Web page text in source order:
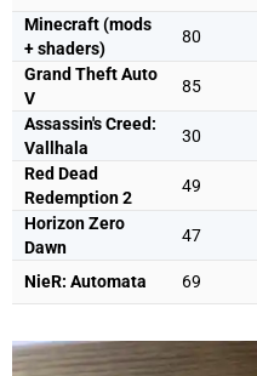
Minecraft (mods
+ shaders)
80
Grand Theft Auto
V
85
Assassin's Creed:
Vallhala
30
Red Dead
Redemption 2
49
Horizon Zero
Dawn
47
NieR: Automata 69